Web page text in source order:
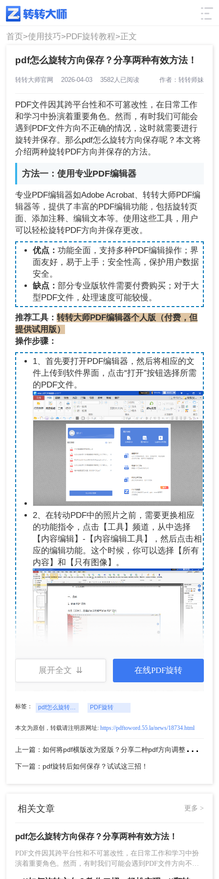
使用技巧 筛选
首页>使用技巧>PDF旋转教程>正文
pdf怎么旋转方向保存？分享两种有效方法！
转转大师官网 2026-04-03 3582人已阅读 作者：转转师妹
PDF文件因其跨平台性和不可篡改性，在日常工作
和学习中扮演着重要角色。然而，有时我们可能会
遇到PDF文件方向不正确的情况，这时就需要进行
旋转并保存。那么pdf怎么旋转方向保存呢？本文将
介绍两种旋转PDF方向并保存的方法。
方法一：使用专业PDF编辑器
专业PDF编辑器如Adobe Acrobat、转转大师PDF编
辑器等，提供了丰富的PDF编辑功能，包括旋转页
面、添加注释、编辑文本等。使用这些工具，用户
可以轻松旋转PDF方向并保存更改。
优点： 功能全面，支持多种PDF编辑操作；界
面友好，易于上手；安全性高，保护用户数据
安全。
缺点： 部分专业版软件需要付费购买；对于大
型PDF文件，处理速度可能较慢。
推荐工具：转转大师PDF编辑器个人版（付费，但
提供试用版）
操作步骤：
1、首先要打开PDF编辑器，然后将相应的文
件上传到软件界面，点击“打开”按钮选择所需
的PDF文件。
2、在转动PDF中的照片之前，需要更换相应
的功能指令，点击【工具】频道，从中选择
【内容编辑】-【内容编辑工具】，然后点击相
应的编辑功能。这个时候，你可以选择【所有
内容】和【只有图像】。
3、然后回到PDF页面，点击旋转照片。点击
存储PDF文档。PDF文档变更的内容与Word中
的相似。每个人都可以使用快捷的方法
【ctrl+s】，也可以点击相应的保存按钮。
展开全文 ⇊ 在线PDF旋转
标签： pdf怎么旋转方向保存 PDF旋转
本文为原创，转载请注明原网址: https://pdftoword.55.la/news/18734.html
上
一篇：如何将pdf横版改为竖版？分享二种pdf方向调整方法！
下一篇：pdf旋转后如何保存？试试这三招！
相关文章 更多 >
pdf怎么旋转方向保存？分享两种有效方法！
PDF文件因其跨平台性和不可篡改性，在日常工作和学习中扮
演着重要角色。然而，有时我们可能会遇到PDF文件方向不正